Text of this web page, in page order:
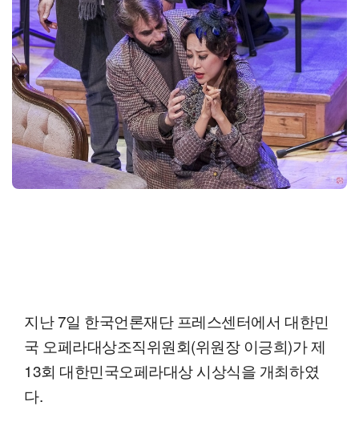
지난 7일 한국언론재단 프레스센터에서 대한민
국 오페라대상조직위원회(위원장 이긍희)가 제
13회 대한민국오페라대상 시상식을 개최하였
다.